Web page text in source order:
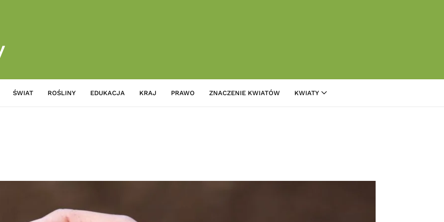
ŚWIAT ROŚLINY EDUKACJA KRAJ PRAWO ZNACZENIE KWIATÓW KWIATY